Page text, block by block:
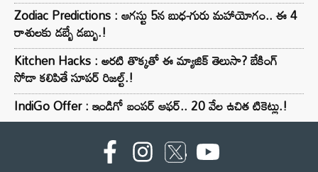
Zodiac Predictions : ఆగస్టు 5న బుధ-గురు మహాయోగం.. ఈ 4
రాశులకు డబ్బే డబ్బు.!
Kitchen Hacks : అరటి తొక్కతో ఈ మ్యాజిక్ తెలుసా? బేకింగ్
సోడా కలిపితే సూపర్ రిజల్ట్.!
IndiGo Offer : ఇండిగో బంపర్ ఆఫర్.. 20 వేల ఉచిత టికెట్లు.!